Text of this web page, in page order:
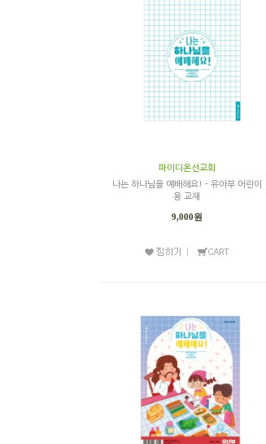
파이디온선교회
나는 하나님을 예배해요! - 유아부 어린이
용 교재
9,000원